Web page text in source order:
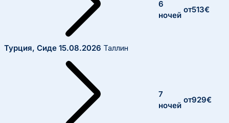
Турция, Сиде 15.08.2026 Таллин
6
ночей
от513€
7
ночей
от929€